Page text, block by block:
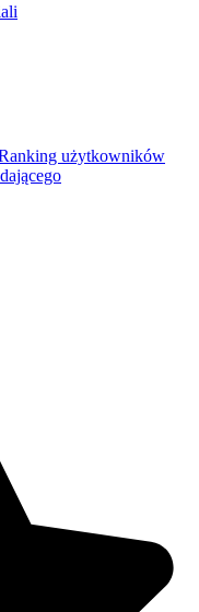
użytkowników